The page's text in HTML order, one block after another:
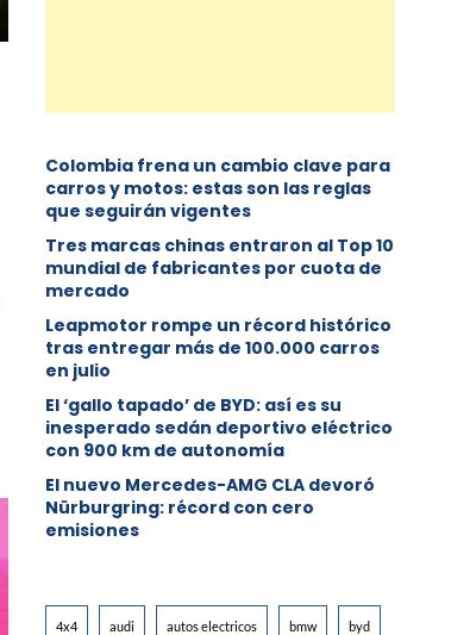
Colombia frena un cambio clave para
carros y motos: estas son las reglas
que seguirán vigentes
Tres marcas chinas entraron al Top 10
mundial de fabricantes por cuota de
mercado
Leapmotor rompe un récord histórico
tras entregar más de 100.000 carros
en julio
El ‘gallo tapado’ de BYD: así es su
inesperado sedán deportivo eléctrico
con 900 km de autonomía
El nuevo Mercedes-AMG CLA devoró
Nürburgring: récord con cero
emisiones
4x4 audi autos electricos bmw byd